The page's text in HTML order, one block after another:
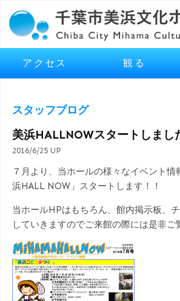
アクセス 観る
スタッフブログ
美浜HALLNOWスタートしまし
2016/6/25 UP
７月より、当ホールの様々なイベント情
浜HALL NOW」スタートします！！
当ホールHPはもちろん、館内掲示板、
していきますのでご来館の際には是非ご